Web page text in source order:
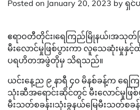
Posted on January 20, 2023 by ရှင်
ဧရာဝတီတိုင်း၊ရေကြည်မြိုနယ်၊အသုတ်
မီးလောင်မှုဖြစ်ပွားကာ လူသေဆုံးမှု
ပရဟိတအဖွဲတိုမှ သိရသည်။
ယင်းနေ့ည ၉ နာရီ ၄၀ မိနစ်ခန့်က ရေ
သုံးဆီအရောင်းဆိုင်တွင် မီးလောင်မှုဖြ
မီးသတ်စခန်း၊သုံးခွနယ်မြေမီးသတ်စခန်